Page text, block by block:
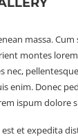
massa. Cum
montes
nec,
enim. Donec
ispum dolore
et expedita